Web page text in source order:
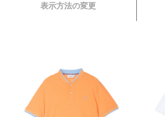
表示方法の変更